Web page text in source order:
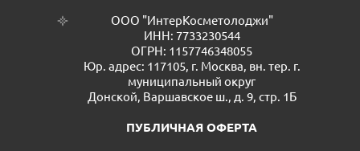
ООО "ИнтерКосметолоджи"
ИНН: 7733230544
ОГРН: 1157746348055
Юр. адрес: 117105, г. Москва, вн. тер. г.
муниципальный округ
Донской, Варшавское ш., д. 9, стр. 1Б
ПУБЛИЧНАЯ ОФЕРТА